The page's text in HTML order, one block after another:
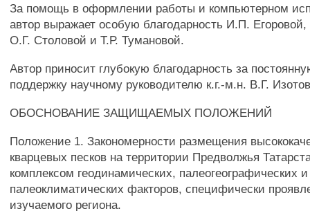
За помощь в оформлении работы и компьютерном
автор выражает особую благодарность И.П.
О.Г. Столовой и Т.Р. Тумановой.
Автор приносит глубокую благодарность за
поддержку научному руководителю к.г.-м.н. В.Г.
ОБОСНОВАНИЕ ЗАЩИЩАЕМЫХ ПОЛОЖЕНИЙ
Положение 1. Закономерности размещения
кварцевых песков на территории Предволжья
комплексом геодинамических, палеогеографических и
палеоклиматических факторов, специфически
изучаемого региона.